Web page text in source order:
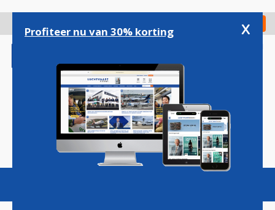
gaan
Check in
Magazine Podcasts Vacatures
Profiteer nu van 30% korting x